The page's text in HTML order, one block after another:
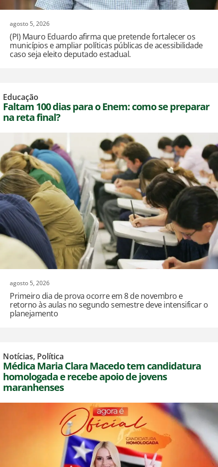
agosto 5, 2026
(PI) Mauro Eduardo afirma que pretende fortalecer os
municípios e ampliar políticas públicas de acessibilidade
caso seja eleito deputado estadual.
Educação
Faltam 100 dias para o Enem: como se preparar
na reta final?
agosto 5, 2026
Primeiro dia de prova ocorre em 8 de novembro e
retorno às aulas no segundo semestre deve intensificar o
planejamento
Notícias, Política
Médica Maria Clara Macedo tem candidatura
homologada e recebe apoio de jovens
maranhenses